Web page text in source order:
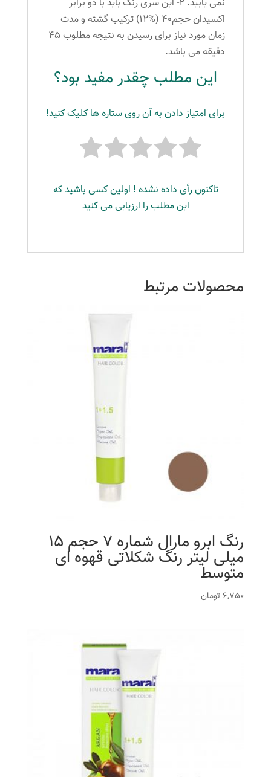
نمی یابید. 2- این سری رنگ باید با دو برابر
اکسیدان حجم40 (%12) ترکیب گشته و مدت
زمان مورد نیاز برای رسیدن به نتیجه مطلوب 45
دقیقه می باشد.
این مطلب چقدر مفید بود؟
برای امتیاز دادن به آن روی ستاره ها کلیک کنید!
تاکنون رأی داده نشده ! اولین کسی باشید که
این مطلب را ارزیابی می کنید
محصولات مرتبط
رنگ ابرو مارال شماره 7 حجم 15
میلی لیتر رنگ شکلاتی قهوه ای
متوسط
6,750 تومان